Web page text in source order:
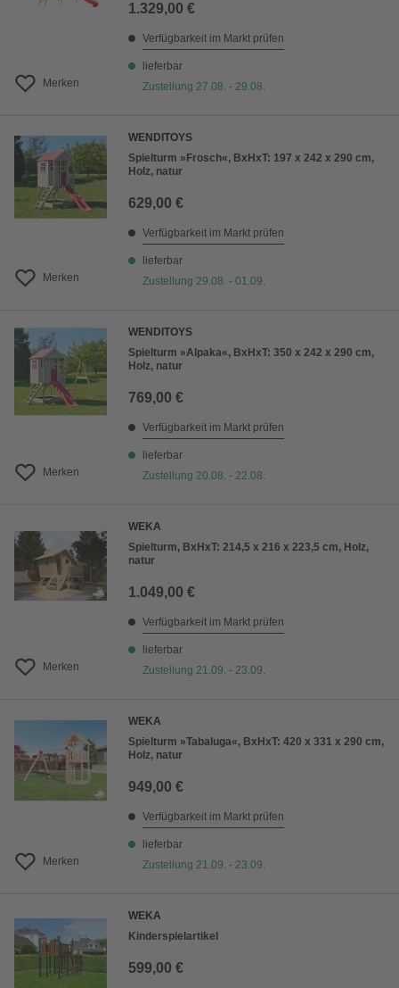
Merken
1.329,00 €
Verfügbarkeit im Markt prüfen
lieferbar
Zustellung 27.08. - 29.08.
Merken
WENDITOYS
Spielturm »Frosch«, BxHxT: 197 x 242 x 290 cm,
Holz, natur
629,00 €
Verfügbarkeit im Markt prüfen
lieferbar
Zustellung 29.08. - 01.09.
Merken
WENDITOYS
Spielturm »Alpaka«, BxHxT: 350 x 242 x 290 cm,
Holz, natur
769,00 €
Verfügbarkeit im Markt prüfen
lieferbar
Zustellung 20.08. - 22.08.
Merken
WEKA
Spielturm, BxHxT: 214,5 x 216 x 223,5 cm, Holz,
natur
1.049,00 €
Verfügbarkeit im Markt prüfen
lieferbar
Zustellung 21.09. - 23.09.
Merken
WEKA
Spielturm »Tabaluga«, BxHxT: 420 x 331 x 290 cm,
Holz, natur
949,00 €
Verfügbarkeit im Markt prüfen
lieferbar
Zustellung 21.09. - 23.09.
WEKA
Kinderspielartikel
599,00 €